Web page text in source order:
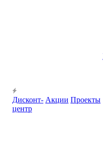
Дисконт-
центр
Акции Проекты